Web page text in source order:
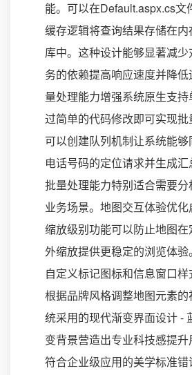
能。可以在Default.aspx.cs文
缓存逻辑将查询结果存储在
库中。这种设计能够显著减
务的依赖提高响应速度并降
量处理能力增强系统原生支
过简单的代码修改即可实现批
可以创建队列机制让系统能
电话号码的定位请求并生成
批量处理能力特别适合需要
业务场景。地图交互体验优
缩放级别功能可以防止地图
外缩放提供更稳定的浏览体
自定义标记图标和信息窗口
根据品牌风格调整地图元素
统采用的现代渐变界面设计 -
变背景营造出专业科技感提
符合企业级应用的美学标准